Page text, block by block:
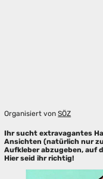
Organisiert vonSÖZ
Ihr sucht extravagantes
Ansichten (natürlich nur
Aufkleber abzugeben, auf
Hier seid ihr richtig!